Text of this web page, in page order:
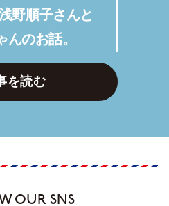
野順子さんと
のお話。
を読む
OUR SNS